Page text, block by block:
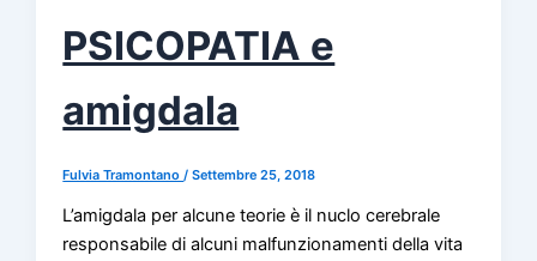
PSICOPATIA e
amigdala
Fulvia Tramontano/Settembre 25, 2018
L’amigdala per alcune teorie è il nuclo cerebrale
responsabile di alcuni malfunzionamenti della vita